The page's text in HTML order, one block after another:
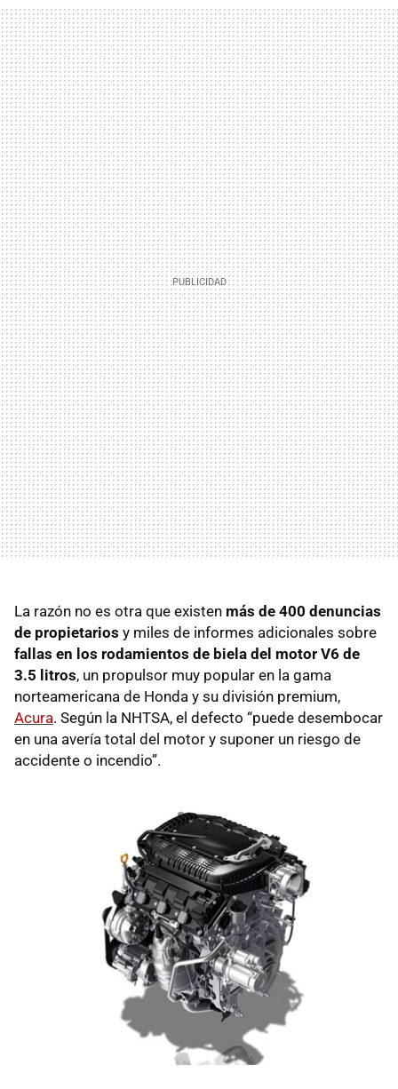
La razón no es otra que existen más de 400 denuncias
de propietarios y miles de informes adicionales sobre
fallas en los rodamientos de biela del motor V6 de
3.5 litros, un propulsor muy popular en la gama
norteamericana de Honda y su división premium,
Acura. Según la NHTSA, el defecto “puede desembocar
en una avería total del motor y suponer un riesgo de
accidente o incendio”.